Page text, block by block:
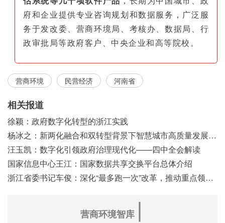
府和企业提供专业咨询规划和数据服务，广泛服
务于发改委、营商环境局、考核办、数据局、行
政审批局等政府客户、中央企业和高等院校。
营商环境 民营经济 河南省
相关报道
徐颖：政府数字化转型的浙江实践
杨冰之：新两化融合和双转型背景下智慧城市高质量发展之浅见
汪玉凯：数字化引领政府治理现代化——四中全会解读
国家信息中心王江：国家数据共享交换平台总体介绍
浙江省委书记车俊：深化“最多跑一次”改革，推动重点领域改革
营商环境智库